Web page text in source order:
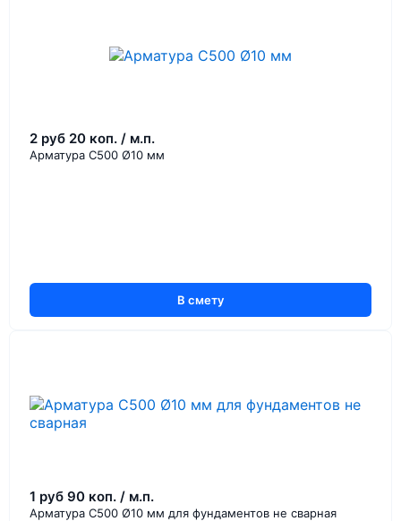
2 руб 20 коп. / м.п.
Арматура С500 Ø10 мм
В смету
1 руб 90 коп. / м.п.
Арматура С500 Ø10 мм для фундаментов не сварная